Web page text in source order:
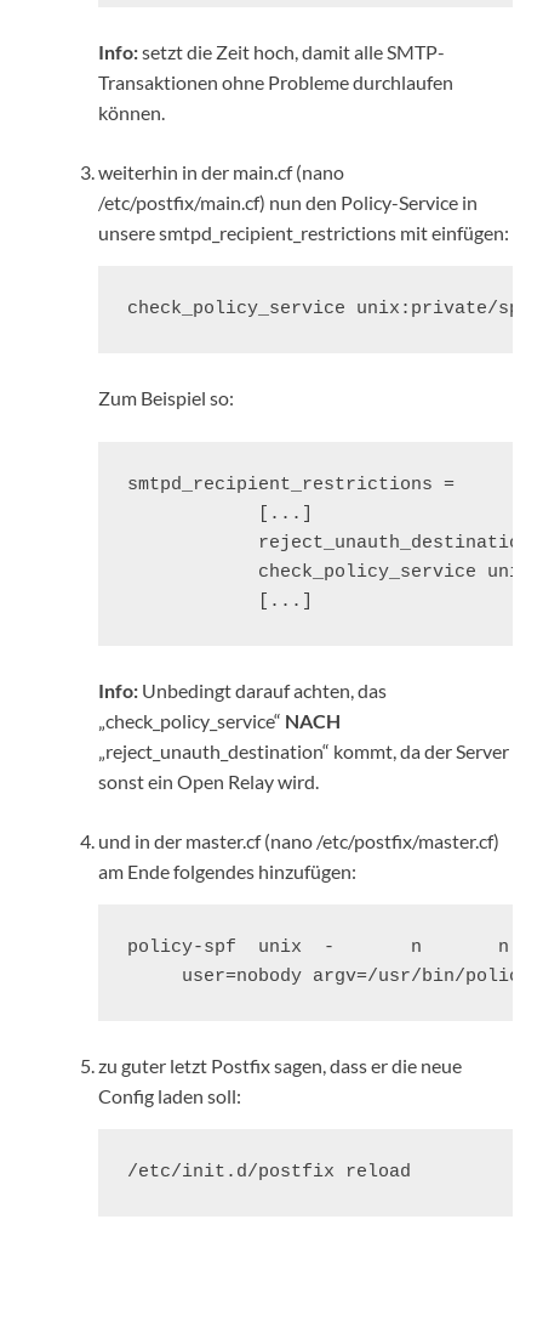
Info:setzt die Zeit hoch, damit alle SMTP-
Transaktionen ohne Probleme durchlaufen
können.
weiterhin in der main.cf (nano
/etc/postfix/main.cf) nun den Policy-Service in
unsere smtpd_recipient_restrictions mit einfügen:
check_policy_service unix:private/
Zum Beispiel so:
smtpd_recipient_restrictions =
            [...]
            reject_unauth_destination
check_policy_service
            [...]
Info: Unbedingt darauf achten, das
„check_policy_service“ NACH
„reject_unauth_destination“ kommt, da der Server
sonst ein Open Relay wird.
und in der master.cf (nano /etc/postfix/master.cf)
am Ende folgendes hinzufügen:
policy-spf  unix  -       n       n
user=nobody argv=/usr/bin/
zu guter letzt Postfix sagen, dass er die neue
Config laden soll:
/etc/init.d/postfix reload